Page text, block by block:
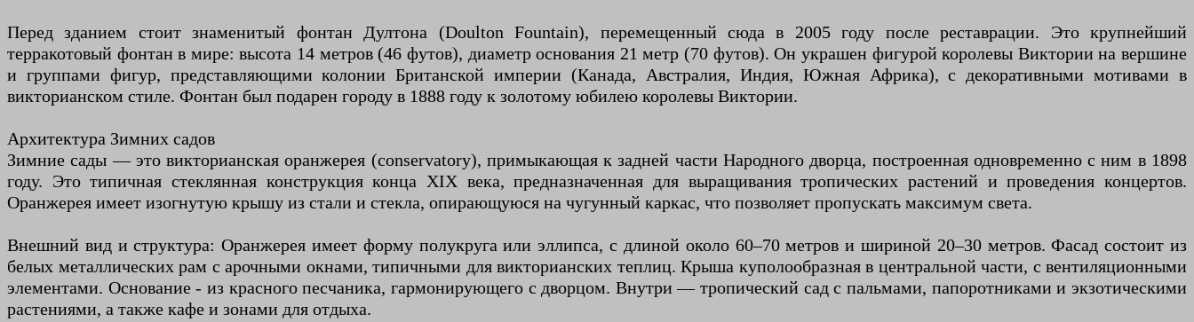
Перед зданием стоит знаменитый фонтан Дултона (Doulton Fountain), перемещенный сюда в 2005 году после реставрации. Это крупнейший
терракотовый фонтан в мире: высота 14 метров (46 футов), диаметр основания 21 метр (70 футов). Он украшен фигурой королевы Виктории на вершине
и группами фигур, представляющими колонии Британской империи (Канада, Австралия, Индия, Южная Африка), с декоративными мотивами в
викторианском стиле. Фонтан был подарен городу в 1888 году к золотому юбилею королевы Виктории.
Архитектура Зимних садов
Зимние сады — это викторианская оранжерея (conservatory), примыкающая к задней части Народного дворца, построенная одновременно с ним в 1898
году. Это типичная стеклянная конструкция конца XIX века, предназначенная для выращивания тропических растений и проведения концертов.
Оранжерея имеет изогнутую крышу из стали и стекла, опирающуюся на чугунный каркас, что позволяет пропускать максимум света.
Внешний вид и структура: Оранжерея имеет форму полукруга или эллипса, с длиной около 60–70 метров и шириной 20–30 метров. Фасад состоит из
белых металлических рам с арочными окнами, типичными для викторианских теплиц. Крыша куполообразная в центральной части, с вентиляционными
элементами. Основание - из красного песчаника, гармонирующего с дворцом. Внутри — тропический сад с пальмами, папоротниками и экзотическими
растениями, а также кафе и зонами для отдыха.